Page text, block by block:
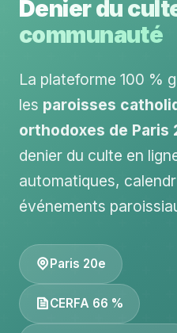
Denier du
communauté
La plateforme 100 %
les paroisses
orthodoxes de Paris
denier du culte en
automatiques,
événements
Paris 20e
CERFA 66 %